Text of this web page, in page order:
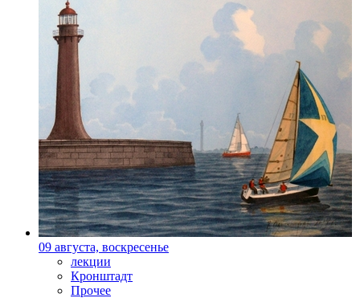
09 августа, воскресенье
лекции
Кронштадт
Прочее